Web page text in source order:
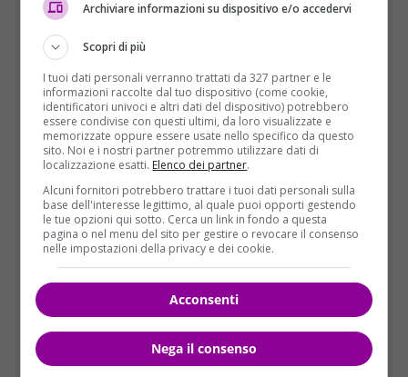
EDITORIALE DEL DIRETTORE: Bud Spencer,
se ne va un pezzo di storia del cinema
italiano
Sara Zuccari 30/06/2016
Care lettrici e cari lettori, se oggi fate un giro su
Facebook, troverete le bacheche intasate di...
Read More
Archiviare informazioni su dispositivo e/o accedervi
Scopri di più
I tuoi dati personali verranno trattati da 327 partner e le
informazioni raccolte dal tuo dispositivo (come cookie,
identificatori univoci e altri dati del dispositivo) potrebbero
essere condivise con questi ultimi, da loro visualizzate e
memorizzate oppure essere usate nello specifico da questo
sito. Noi e i nostri partner potremmo utilizzare dati di
localizzazione esatti. Elenco dei partner.
Alcuni fornitori potrebbero trattare i tuoi dati personali sulla
base dell'interesse legittimo, al quale puoi opporti gestendo
le tue opzioni qui sotto. Cerca un link in fondo a questa
pagina o nel menu del sito per gestire o revocare il consenso
nelle impostazioni della privacy e dei cookie.
Acconsenti
Nega il consenso